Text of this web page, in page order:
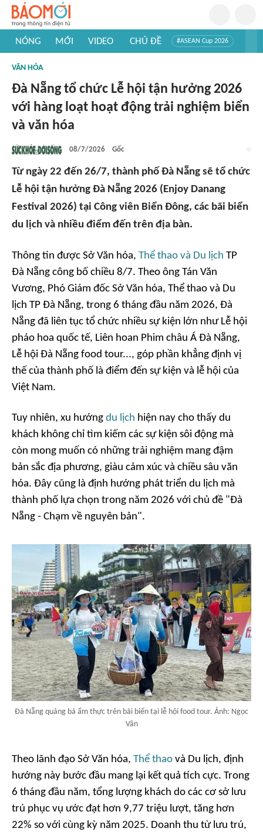
NÓNG MỚI VIDEO CHỦ ĐỀ #ASEAN Cup 2026
#Khám phá thế giới
VĂN HÓA
Đà Nẵng tổ chức Lễ hội tận hưởng 2026
với hàng loạt hoạt động trải nghiệm biển
và văn hóa
08/7/2026 Gốc
Từ ngày 22 đến 26/7, thành phố Đà Nẵng sẽ tổ chức
Lễ hội tận hưởng Đà Nẵng 2026 (Enjoy Danang
Festival 2026) tại Công viên Biển Đông, các bãi biển
du lịch và nhiều điểm đến trên địa bàn.
Thông tin được Sở Văn hóa, Thể thao và Du lịch TP
Đà Nẵng công bố chiều 8/7. Theo ông Tán Văn
Vương, Phó Giám đốc Sở Văn hóa, Thể thao và Du
lịch TP Đà Nẵng, trong 6 tháng đầu năm 2026, Đà
Nẵng đã liên tục tổ chức nhiều sự kiện lớn như Lễ hội
pháo hoa quốc tế, Liên hoan Phim châu Á Đà Nẵng,
Lễ hội Đà Nẵng food tour..., góp phần khẳng định vị
thế của thành phố là điểm đến sự kiện và lễ hội của
Việt Nam.
Tuy nhiên, xu hướng du lịch hiện nay cho thấy du
khách không chỉ tìm kiếm các sự kiện sôi động mà
còn mong muốn có những trải nghiệm mang đậm
bản sắc địa phương, giàu cảm xúc và chiều sâu văn
hóa. Đây cũng là định hướng phát triển du lịch mà
thành phố lựa chọn trong năm 2026 với chủ đề "Đà
Nẵng - Chạm về nguyên bản".
Đà Nẵng quảng bá ẩm thực trên bãi biển tại lễ hội food tour. Ảnh: Ngọc
Vân
Theo lãnh đạo Sở Văn hóa, Thể thao và Du lịch, định
hướng này bước đầu mang lại kết quả tích cực. Trong
6 tháng đầu năm, tổng lượng khách do các cơ sở lưu
trú phục vụ ước đạt hơn 9,77 triệu lượt, tăng hơn
22% so với cùng kỳ năm 2025. Doanh thu từ lưu trú,